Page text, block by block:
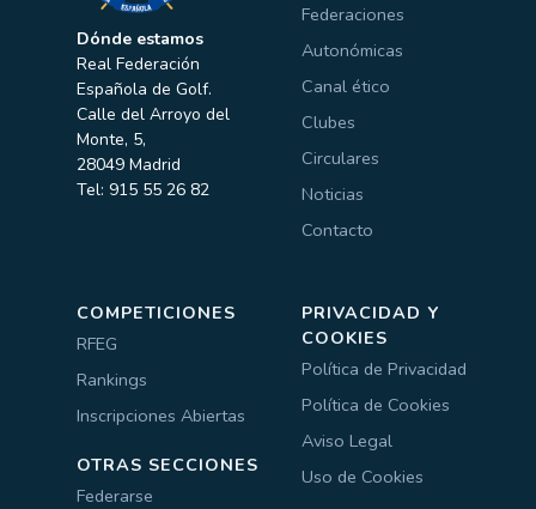
Dónde estamos
Real Federación
Española de Golf.
Calle del Arroyo del
Monte, 5,
28049 Madrid
Tel: 915 55 26 82
Federaciones
Autonómicas
Canal ético
Clubes
Circulares
Noticias
Contacto
COMPETICIONES
RFEG
Rankings
Inscripciones Abiertas
OTRAS SECCIONES
Federarse
PRIVACIDAD Y
COOKIES
Política de Privacidad
Política de Cookies
Aviso Legal
Uso de Cookies